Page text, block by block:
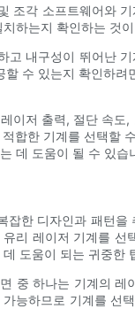
조각 소프트웨어와
하는지 확인하는 것
고 내구성이 뛰어난
수 있는지 확인하려
이저 출력, 절단 속도
합한 기계를 선택할
데 도움이 될 수 있습
한 디자인과 패턴을
리 레이저 기계를 선
도움이 되는 귀중한
중 하나는 기계의 레
능하므로 기계를 선